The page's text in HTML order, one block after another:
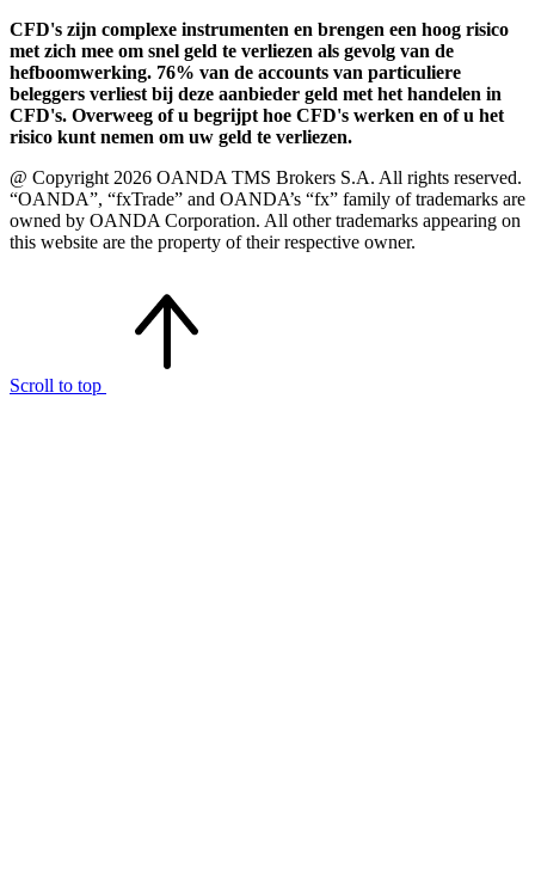
CFD's zijn complexe instrumenten en brengen een hoog risico
met zich mee om snel geld te verliezen als gevolg van de
hefboomwerking. 76% van de accounts van particuliere
beleggers verliest bij deze aanbieder geld met het handelen in
CFD's. Overweeg of u begrijpt hoe CFD's werken en of u het
risico kunt nemen om uw geld te verliezen.
@ Copyright 2026 OANDA TMS Brokers S.A. All rights reserved.
“OANDA”, “fxTrade” and OANDA’s “fx” family of trademarks are
owned by OANDA Corporation. All other trademarks appearing on
this website are the property of their respective owner.
Scroll to top